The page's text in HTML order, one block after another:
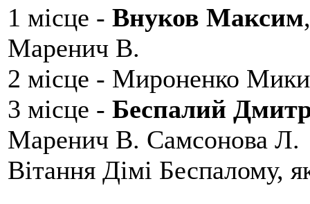
1 місце - Внуков Максим
Маренич В.
2 місце - Мироненко
3 місце - Беспалий
Маренич В. Самсонова Л.
Вітання Дімі Беспалому,